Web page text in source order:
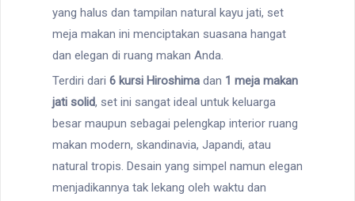
yang halus dan tampilan natural kayu jati, set
meja makan ini menciptakan suasana hangat
dan elegan di ruang makan Anda.
Terdiri dari 6 kursi Hiroshima dan 1 meja makan
jati solid, set ini sangat ideal untuk keluarga
besar maupun sebagai pelengkap interior ruang
makan modern, skandinavia, Japandi, atau
natural tropis. Desain yang simpel namun elegan
menjadikannya tak lekang oleh waktu dan